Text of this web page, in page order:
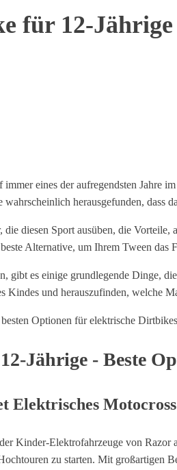
für 12-Jährige
eines der aufregendsten Jahre
wahrscheinlich herausgefunden,
diesen Sport ausüben, die
Alternative, um Ihrem Tween das
gibt es einige grundlegende Dinge,
Kindes und herauszufinden, welche
Optionen für elektrische
Jährige - Beste
Elektrisches Motocross
Kinder-Elektrofahrzeuge von Razor
zu starten. Mit